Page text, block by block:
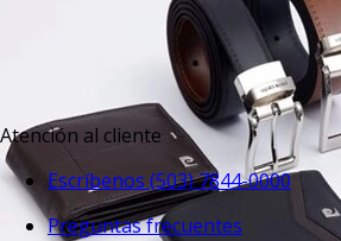
TU TERCERA PRENDA GRATIS
Atención al cliente
Escríbenos (503) 7844-0000
Preguntas frecuentes